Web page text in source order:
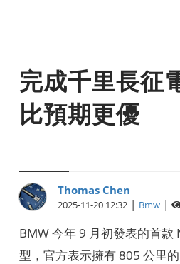
完成千里長征
比預期更優
Thomas Chen
2025-11-20 12:32 | Bmw |
BMW 今年 9 月初發表的首
型，官方表示擁有 805 公里